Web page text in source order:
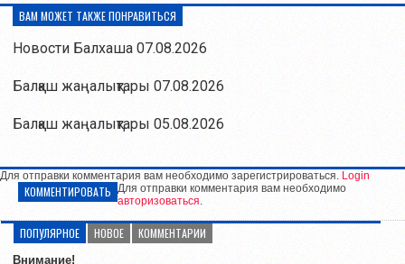
ВАМ МОЖЕТ ТАКЖЕ ПОНРАВИТЬСЯ
Новости Балхаша 07.08.2026
Балқаш жаңалықтары 07.08.2026
Балқаш жаңалықтары 05.08.2026
Для отправки комментария вам необходимо зарегистрироваться. Login
КОММЕНТИРОВАТЬ Для отправки комментария вам необходимо
авторизоваться.
ПОПУЛЯРНОЕ НОВОЕ КОММЕНТАРИИ
Внимание!